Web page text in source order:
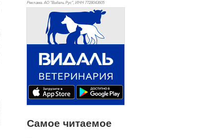
Реклама. АО "Видаль Рус", ИНН 7728043605
Самое читаемое